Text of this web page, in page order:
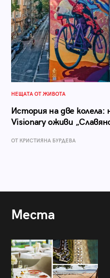
НЕЩАТА ОТ ЖИВОТА
История на две
Visionary оживи
ОТ КРИСТИЯНА БУРДЕВА
Места